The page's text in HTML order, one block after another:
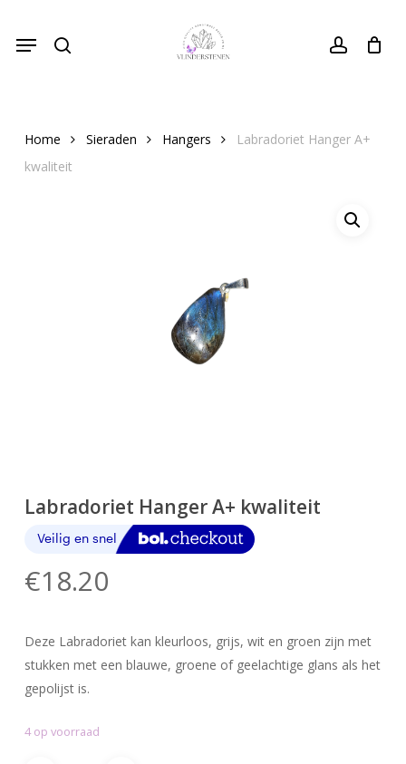
main
account
Menu Close
Cart
Home Sieraden Hangers
Labradoriet Hanger A+
kwaliteit
Labradoriet Hanger A+ kwaliteit
€18.20
Deze Labradoriet kan kleurloos, grijs, wit en groen zijn met
stukken met een blauwe, groene of geelachtige glans als het
gepolijst is.
4 op voorraad